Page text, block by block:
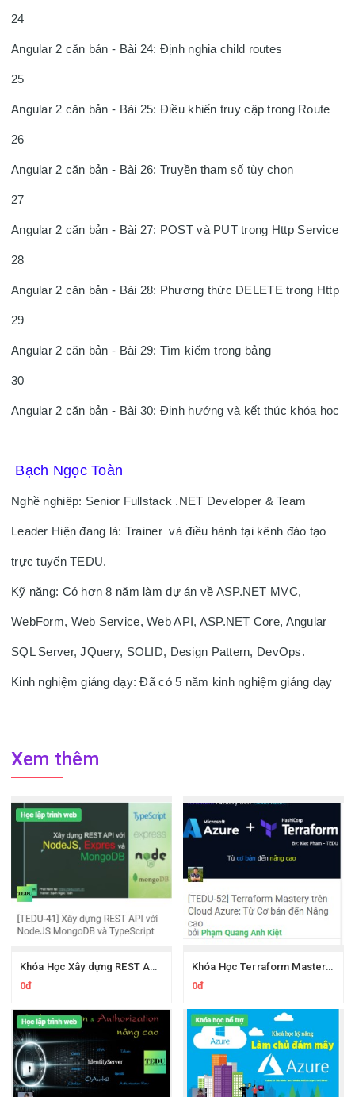
24
Angular 2 căn bản - Bài 24: Định nghia child routes
25
Angular 2 căn bản - Bài 25: Điều khiển truy cập trong Route
26
Angular 2 căn bản - Bài 26: Truyền tham số tùy chọn
27
Angular 2 căn bản - Bài 27: POST và PUT trong Http Service
28
Angular 2 căn bản - Bài 28: Phương thức DELETE trong Http
29
Angular 2 căn bản - Bài 29: Tìm kiếm trong bảng
30
Angular 2 căn bản - Bài 30: Định hướng và kết thúc khóa học
Bạch Ngọc Toàn
Nghề nghiêp: Senior Fullstack .NET Developer & Team
Leader Hiện đang là: Trainer  và điều hành tại kênh đào tạo
trực tuyến TEDU.
Kỹ năng: Có hơn 8 năm làm dự án về ASP.NET MVC,
WebForm, Web Service, Web API, ASP.NET Core, Angular
SQL Server, JQuery, SOLID, Design Pattern, DevOps.
Kinh nghiệm giảng dạy: Đã có 5 năm kinh nghiệm giảng dạy
Xem thêm
Khóa Học Xây dựng REST API Với NodeJS MongoDB Và TypeScript Tedu
0đ
Khóa Học Terraform Mastery trên Cloud Azure Từ Cơ bản đến Nâng cao
0đ